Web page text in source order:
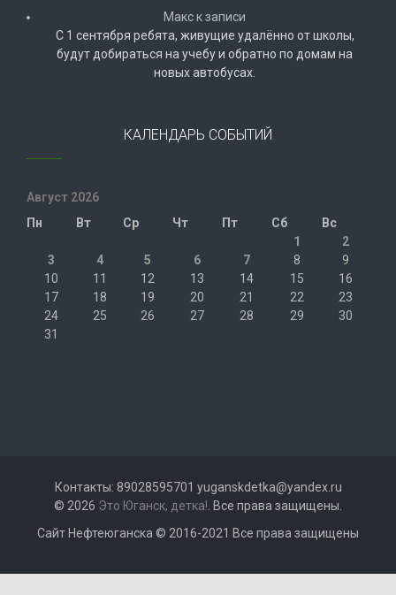
Макск записи
С 1 сентября ребята, живущие удалённо от школы,
будут добираться на учебу и обратно по домам на
новых автобусах.
КАЛЕНДАРЬ СОБЫТИЙ
Август 2026
Пн
Вт Ср Чт Пт Сб
Вс
1
2
3
4 5 6 7 8
9
10
11 12 13 14 15
16
17
18 19 20 21 22
23
24
25 26 27 28 29
30
31
Контакты: 89028595701 yuganskdetka@yandex.ru
© 2026 Это Юганск, детка! . Все права защищены.
Сайт Нефтеюганска © 2016-2021 Все права защищены